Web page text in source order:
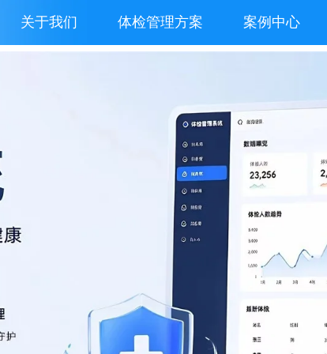
关于我们 体检管理方案 案例中心